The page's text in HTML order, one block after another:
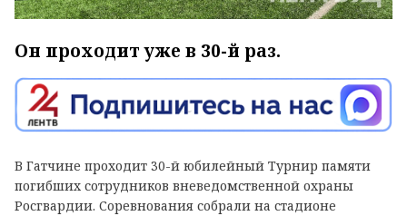
Он проходит уже в 30-й раз.
В Гатчине проходит 30-й юбилейный Турнир памяти
погибших сотрудников вневедомственной охраны
Росгвардии. Соревнования собрали на стадионе